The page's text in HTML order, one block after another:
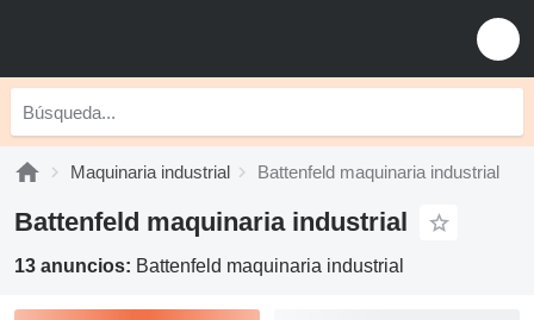
Maquinaria industrial Battenfeld maquinaria industrial
Battenfeld maquinaria industrial
13 anuncios: Battenfeld maquinaria industrial